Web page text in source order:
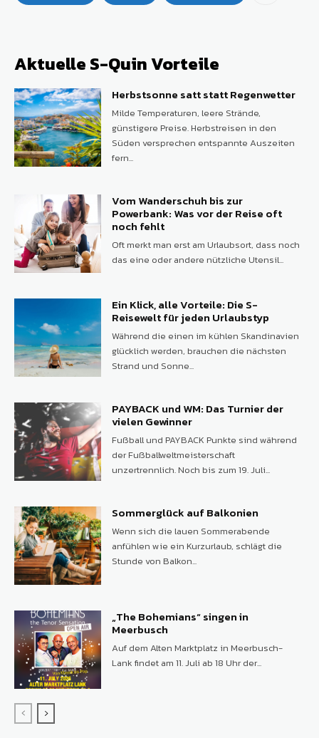
Aktuelle S-Quin Vorteile
Herbstsonne satt statt Regenwetter
Milde Temperaturen, leere Strände,
günstigere Preise. Herbstreisen in den
Süden versprechen entspannte Auszeiten
fern...
Vom Wanderschuh bis zur
Powerbank: Was vor der Reise oft
noch fehlt
Oft merkt man erst am Urlaubsort, dass noch
das eine oder andere nützliche Utensil...
Ein Klick, alle Vorteile: Die S-
Reisewelt für jeden Urlaubstyp
Während die einen im kühlen Skandinavien
glücklich werden, brauchen die nächsten
Strand und Sonne...
PAYBACK und WM: Das Turnier der
vielen Gewinner
Fußball und PAYBACK Punkte sind während
der Fußballweltmeisterschaft
unzertrennlich. Noch bis zum 19. Juli...
Sommerglück auf Balkonien
Wenn sich die lauen Sommerabende
anfühlen wie ein Kurzurlaub, schlägt die
Stunde von Balkon...
„The Bohemians“ singen in
Meerbusch
Auf dem Alten Marktplatz in Meerbusch-
Lank findet am 11. Juli ab 18 Uhr der...